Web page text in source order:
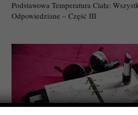
Podstawowa Temperatura Ciała:
Odpowiedziane – Część III